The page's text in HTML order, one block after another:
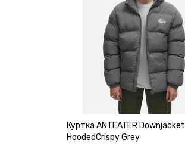
Куртка ANTEATER Downjacket
HoodedCrispy Grey